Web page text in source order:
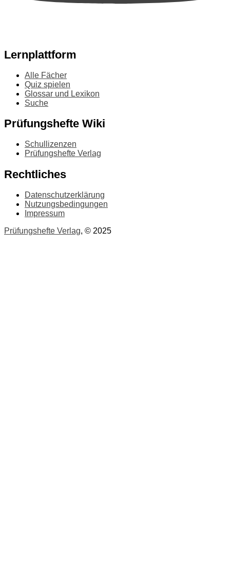
Lernplattform
Alle Fächer
Quiz spielen
Glossar und Lexikon
Suche
Prüfungshefte Wiki
Schullizenzen
Prüfungshefte Verlag
Rechtliches
Datenschutzerklärung
Nutzungsbedingungen
Impressum
Prüfungshefte Verlag, © 2025